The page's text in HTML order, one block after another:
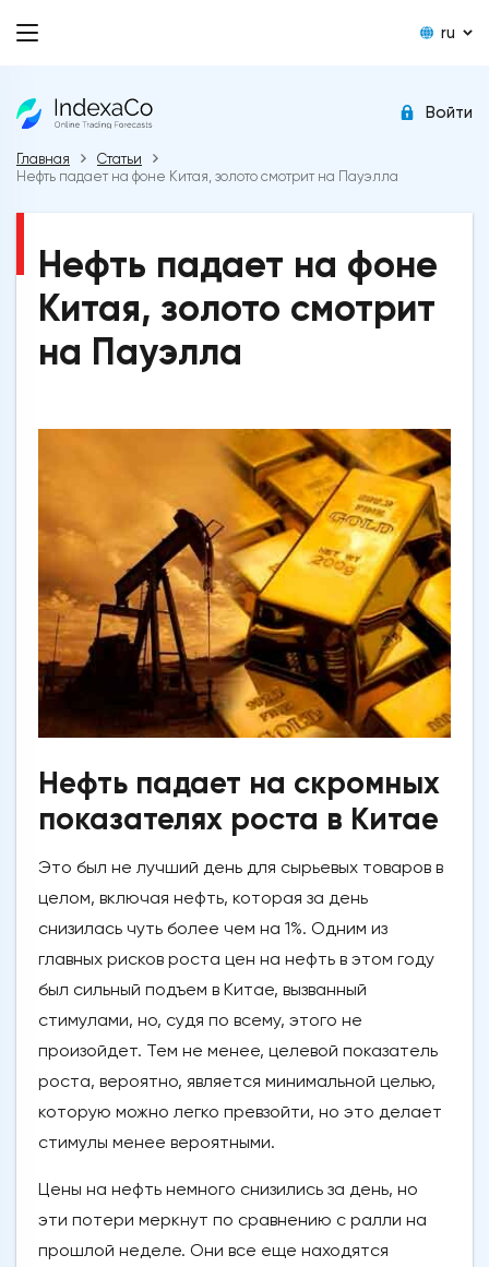
ru
Войти
Главная
Статьи
Нефть падает на фоне Китая, золото смотрит на Пауэлла
Нефть падает на фоне
Китая, золото смотрит
на Пауэлла
Нефть падает на скромных
показателях роста в Китае
Это был не лучший день для сырьевых товаров в
целом, включая нефть, которая за день
снизилась чуть более чем на 1%. Одним из
главных рисков роста цен на нефть в этом году
был сильный подъем в Китае, вызванный
стимулами, но, судя по всему, этого не
произойдет. Тем не менее, целевой показатель
роста, вероятно, является минимальной целью,
которую можно легко превзойти, но это делает
стимулы менее вероятными.
Цены на нефть немного снизились за день, но
эти потери меркнут по сравнению с ралли на
прошлой неделе. Они все еще находятся